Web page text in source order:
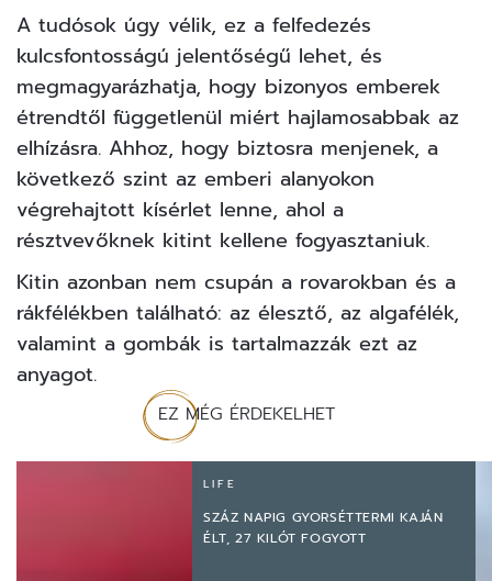
A tudósok úgy vélik, ez a felfedezés
kulcsfontosságú jelentőségű lehet, és
megmagyarázhatja, hogy bizonyos emberek
étrendtől függetlenül miért hajlamosabbak az
elhízásra. Ahhoz, hogy biztosra menjenek, a
következő szint az emberi alanyokon
végrehajtott kísérlet lenne, ahol a
résztvevőknek kitint kellene fogyasztaniuk.
Kitin azonban nem csupán a rovarokban és a
rákfélékben található: az élesztő, az algafélék,
valamint a gombák is tartalmazzák ezt az
anyagot.
EZ MÉG ÉRDEKELHET
LIFE
SZÁZ NAPIG GYORSÉTTERMI KAJÁN
ÉLT, 27 KILÓT FOGYOTT